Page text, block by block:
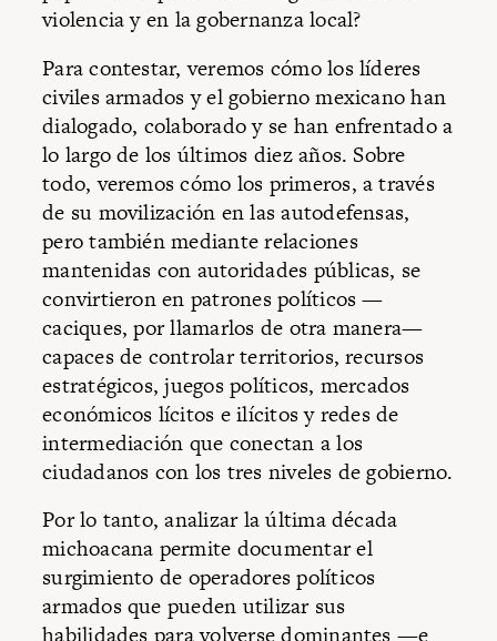
violencia y en la gobernanza local?
Para contestar, veremos cómo los líderes
civiles armados y el gobierno mexicano han
dialogado, colaborado y se han enfrentado a
lo largo de los últimos diez años. Sobre
todo, veremos cómo los primeros, a través
de su movilización en las autodefensas,
pero también mediante relaciones
mantenidas con autoridades públicas, se
convirtieron en patrones políticos —
caciques, por llamarlos de otra manera—
capaces de controlar territorios, recursos
estratégicos, juegos políticos, mercados
económicos lícitos e ilícitos y redes de
intermediación que conectan a los
ciudadanos con los tres niveles de gobierno.
Por lo tanto, analizar la última década
michoacana permite documentar el
surgimiento de operadores políticos
armados que pueden utilizar sus